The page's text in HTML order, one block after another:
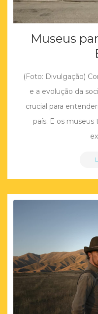
Museus
(Foto: Divulgação)
e a evolução da
crucial para
país. E os